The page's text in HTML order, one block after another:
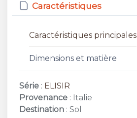
Caractéristiques
Caractéristiques principales
Dimensions et matière
Série : ELISIR
Provenance : Italie
Destination : Sol